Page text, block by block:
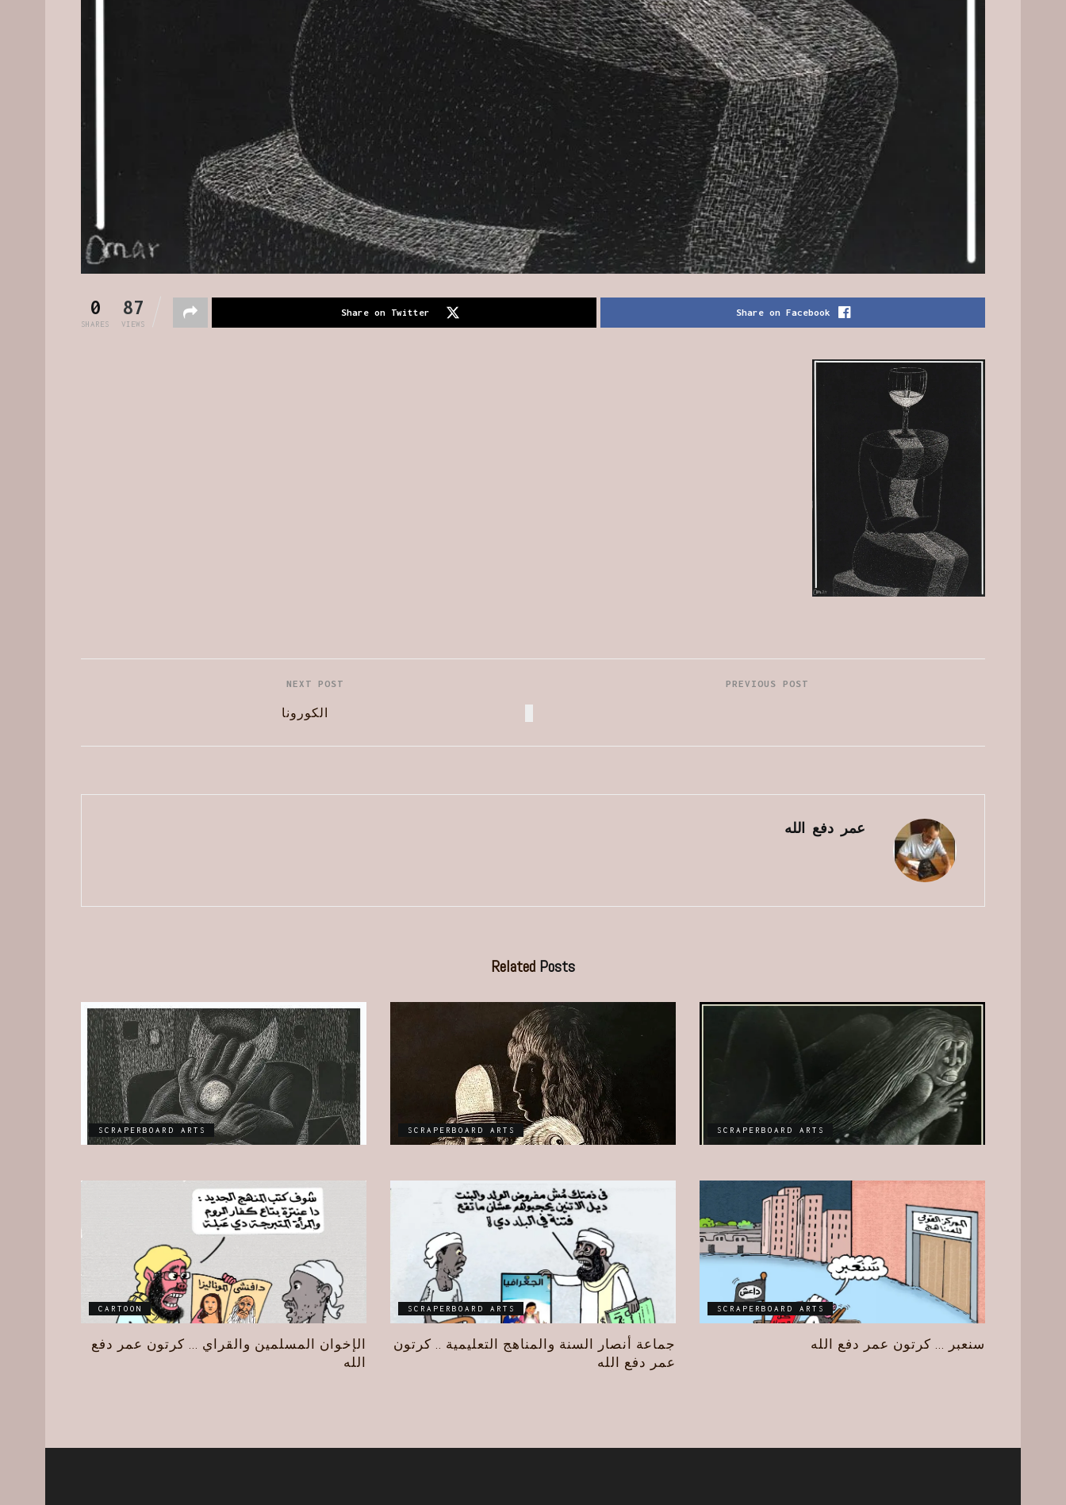
0
SHARES
87
VIEWS
Share on Facebook
Share on Twitter
PREVIOUS POST
NEXT POST
الكورونا
عمر دفع الله
Related Posts
SCRAPERBOARD ARTS
SCRAPERBOARD ARTS
SCRAPERBOARD ARTS
SCRAPERBOARD ARTS
سنعبر … كرتون عمر دفع الله
SCRAPERBOARD ARTS
جماعة أنصار السنة والمناهج التعليمية .. كرتون
عمر دفع الله
CARTOON
الإخوان المسلمين والقراي … كرتون عمر دفع
الله